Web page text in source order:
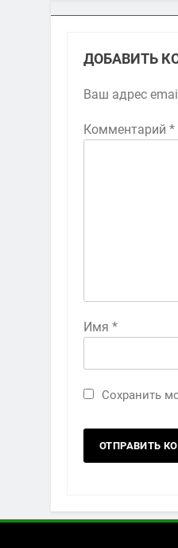
ДОБАВИТЬ
Ваш адрес
Комментарий *
Имя *
Сохранить